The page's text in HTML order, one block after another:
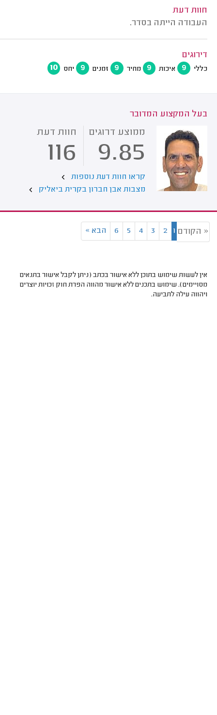
חוות דעת
העבודה הייתה בסדר.
דירוגים
כללי 9 איכות 9 מחיר 9 זמנים 9 יחס 10
בעל המקצוע המדובר
ממוצע דרוגים
9.85
חוות דעת
116
קראו חוות דעת נוספות
מצבות אבן חברון בקרית ביאליק
« הקודם 1
2
3
4
5
6 הבא »
אין לעשות שימוש בתוכן ללא אישור בכתב (ניתן לקבל אישור בתנאים
מסויימים). שימוש בתכנים ללא אישור מהווה הפרת חוק זכויות יוצרים
ויהווה עילה לתביעה.